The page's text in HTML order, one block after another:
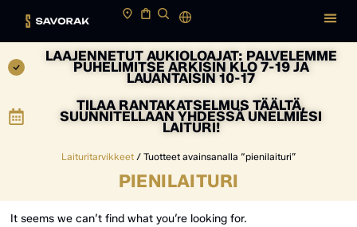
LAAJENNETUT AUKIOLOAJAT: PALVELEMME
PUHELIMITSE ARKISIN KLO 7-19 JA
LAUANTAISIN 10-17
TILAA RANTAKATSELMUS TÄÄLTÄ,
SUUNNITELLAAN YHDESSÄ UNELMIESI
LAITURI!
Laituritarvikkeet/ Tuotteet avainsanalla “pienilaituri”
PIENILAITURI
It seems we can’t find what you’re looking for.